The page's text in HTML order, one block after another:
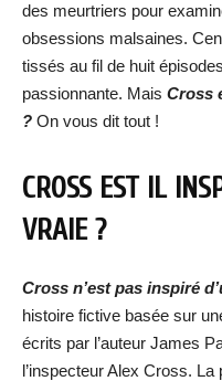
des meurtriers pour
obsessions malsaines.
tissés au fil de huit
passionnante. Mais Cross
? On vous dit tout !
CROSS EST IL
VRAIE ?
Cross n’est pas inspiré
histoire fictive basée sur
écrits par l’auteur James
l’inspecteur Alex Cross.